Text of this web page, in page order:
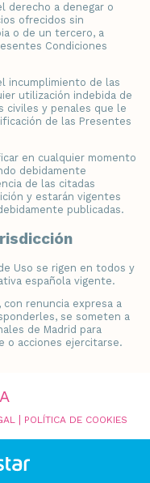
derecho a denegar o
ofrecidos sin
o de un tercero, a
Condiciones
incumplimiento de las
utilización indebida de
civiles y penales que le
de las Presentes
en cualquier momento
debidamente
de las citadas
y estarán vigentes
publicadas.
Uso se rigen en todos y
española vigente.
con renuncia expresa a
se someten a
de Madrid para
o acciones ejercitarse.
POLÍTICA DE COOKIES